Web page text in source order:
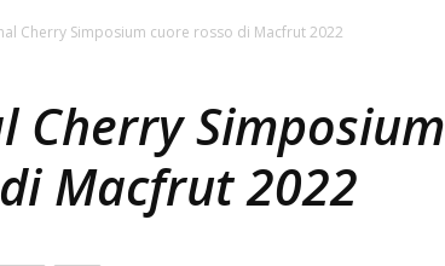
Cherry Simposium cuore rosso di Macfrut 2022
Simposium
Macfrut 2022